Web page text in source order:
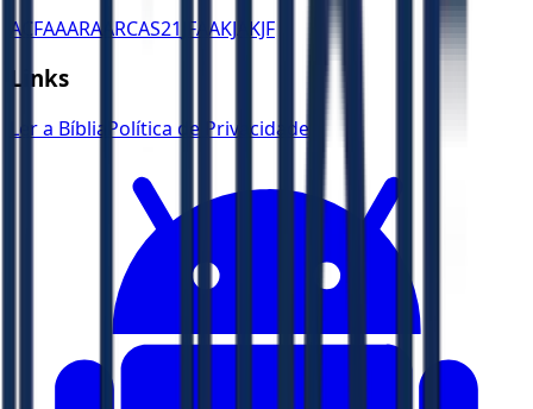
ACFAAARA ARCAS21 JFAAKJA KJF
Links
Ler a Bíblia Política de Privacidade